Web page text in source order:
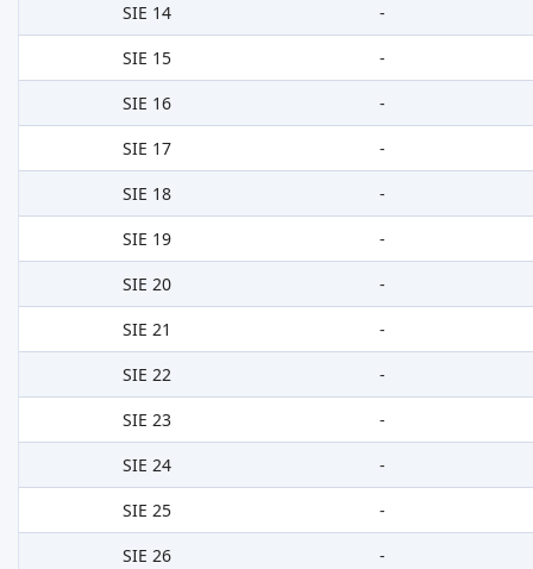
SIE 14
-
SIE 15
-
SIE 16
-
SIE 17
-
SIE 18
-
SIE 19
-
SIE 20
-
SIE 21
-
SIE 22
-
SIE 23
-
SIE 24
-
SIE 25
-
SIE 26
-